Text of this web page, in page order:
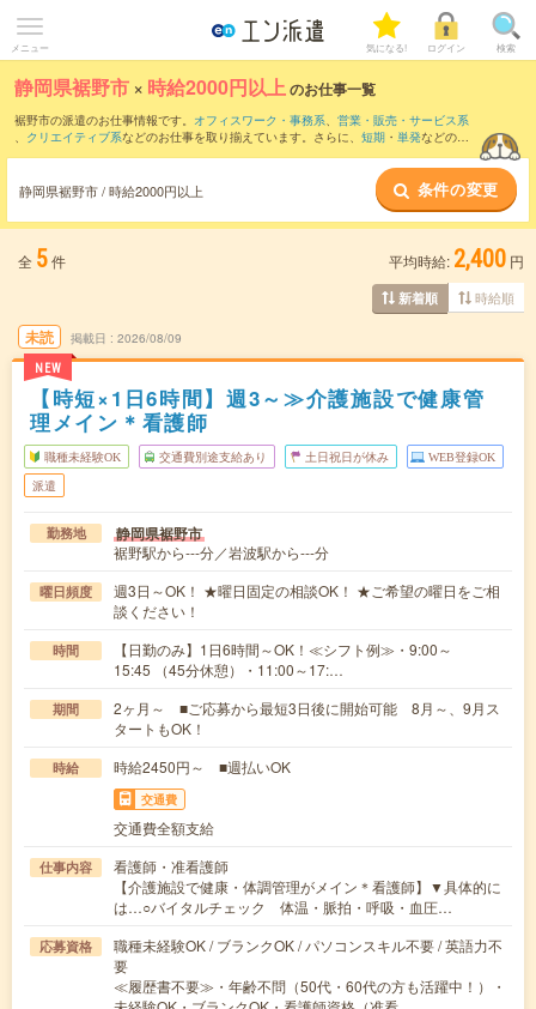
メニュー 気になる! ログイン 検索
静岡県裾野市 × 時給2000円以上のお仕事一覧
裾野市の派遣のお仕事情報です。 オフィスワーク・事務系、 営業・販売・サービス系
、 クリエイティブ系などのお仕事を取り揃えています。さらに、 短期 ・ 単発などの期
静岡県裾野市 / 時給2000円以上 条件の変更
全 5件 平均時給: 2,400 円
新着順 時給順
未読
NEW
掲載日 2026/08/09
【時短×1日6時間】週3～≫介護施設で健康管
理メイン＊看護師
職種未経験OK 交通費別途支給あり 土日祝日が休み WEB登録OK
派遣
勤務地 静岡県裾野市
裾野駅から---分／岩波駅から---分
曜日頻度
週3日～OK！ ★曜日固定の相談OK！ ★ご希望の曜日をご相
談ください！
時間
【日勤のみ】1日6時間～OK！≪シフト例≫・9:00～
15:45 （45分休憩）・11:00～17:…
期間
2ヶ月～ ■ご応募から最短3日後に開始可能 8月～、9月ス
タートもOK！
時給 時給2450円～ ■週払いOK
交通費
交通費全額支給
仕事内容
看護師・准看護師
【介護施設で健康・体調管理がメイン＊看護師】▼具体的に
は…○バイタルチェック 体温・脈拍・呼吸・血圧…
応募資格
職種未経験OK / ブランクOK / パソコンスキル不要 / 英語力不
要
≪履歴書不要≫・年齢不問（50代・60代の方も活躍中！）・